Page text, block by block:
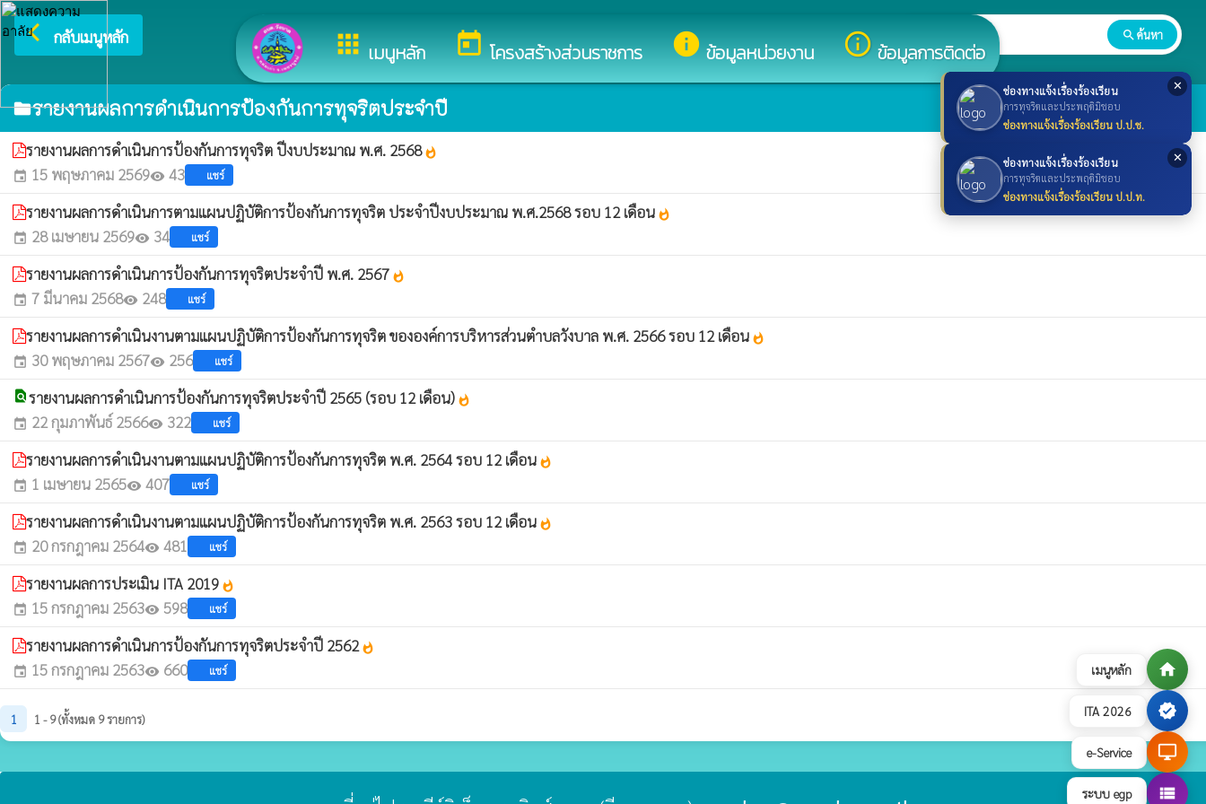
เมนูหลัก home
ITA 2026 verified
e-Service desktop_windows
ระบบ egp view_list
✕
ช่องทางแจ้งเรื่องร้องเรียน
การทุจริตและประพฤติมิชอบ
ช่องทางแจ้งเรื่องร้องเรียน ป.ป.ช.
✕
ช่องทางแจ้งเรื่องร้องเรียน
การทุจริตและประพฤติมิชอบ
ช่องทางแจ้งเรื่องร้องเรียน ป.ป.ท.
apps เมนูหลัก todayโครงสร้างส่วนราชการ infoข้อมูลหน่วยงาน info_outlineข้อมูลการติดต่อ
arrow_back_ios กลับเมนูหลัก ยินดีต้อนรับสู่เว็บไซต์ของ องค์การบริหารส่วนตำบลวังบาล search ค้นหา
folderรายงานผลการดำเนินการป้องกันการทุจริตประจำปี
รายงานผลการดำเนินการป้องกันการทุจริต ปีงบประมาณ พ.ศ. 2568whatshot
event 15 พฤษภาคม 2569visibility 43 แชร์
รายงานผลการดำเนินการตามแผนปฏิบัติการป้องกันการทุจริต ประจำปีงบประมาณ พ.ศ.2568 รอบ 12 เดือน whatshot
event 28 เมษายน 2569visibility 34 แชร์
รายงานผลการดำเนินการป้องกันการทุจริตประจำปี พ.ศ. 2567 whatshot
event 7 มีนาคม 2568visibility 248 แชร์
รายงานผลการดำเนินงานตามแผนปฏิบัติการป้องกันการทุจริต ขององค์การบริหารส่วนตำบลวังบาล พ.ศ. 2566 รอบ 12 เดือน whatshot
event 30 พฤษภาคม 2567visibility 256 แชร์
find_in_pageรายงานผลการดำเนินการป้องกันการทุจริตประจำปี 2565 (รอบ 12 เดือน) whatshot
event 22 กุมภาพันธ์ 2566visibility 322 แชร์
รายงานผลการดำเนินงานตามแผนปฏิบัติการป้องกันการทุจริต พ.ศ. 2564 รอบ 12 เดือน whatshot
event 1 เมษายน 2565visibility 407 แชร์
รายงานผลการดำเนินงานตามแผนปฏิบัติการป้องกันการทุจริต พ.ศ. 2563 รอบ 12 เดือน whatshot
event 20 กรกฎาคม 2564visibility 481 แชร์
รายงานผลการประเมิน ITA 2019 whatshot
event 15 กรกฎาคม 2563visibility 598 แชร์
รายงานผลการดำเนินการป้องกันการทุจริตประจำปี 2562whatshot
event 15 กรกฎาคม 2563visibility 660 แชร์
1 1 - 9 (ทั้งหมด 9 รายการ)